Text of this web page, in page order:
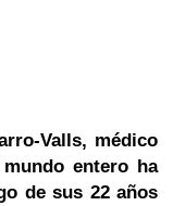
Valls, médico
entero ha
de sus 22 años